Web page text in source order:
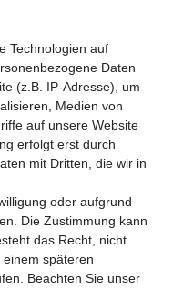
ich jederzeit
es sich um ein Pflichtfeld.
Technologien auf
Daten
(z.B. IP-Adresse), um
Medien von
auf unsere Website
erfolgt erst durch
mit Dritten, die wir in
oder aufgrund
Die Zustimmung kann
das Recht, nicht
späteren
Beachten Sie unser